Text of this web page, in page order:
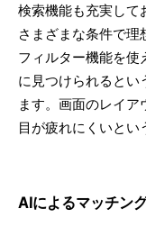
検索機能も充実して
さまざまな条件で
フィルター機能を使
に見つけられるとい
ます。画面のレイ
目が疲れにくいとい
AIによるマッチン